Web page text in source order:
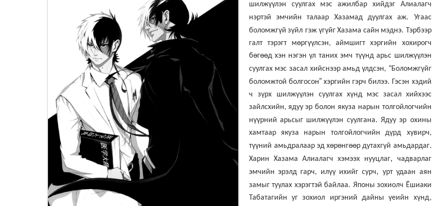
шилжүүлэн
суулгах мэс ажилбар хийдэг
Алиалагч
нэртэй
эмчийн талаар Хазамад дуулгах аж. Угаас
боломжгүй зүйл гэж үгүйг Хазама сайн мэднэ.
Тэрбээр
галт
тэрэгт мөргүүлсэн, аймшигт хэргийн
хохирогч
бөгөөд хэн нэгэн үл таних эмч түүнд арьс шилжүүлэн
суулгах мэс засал хийснээр амьд үлдсэн, “Боломжгүйг
боломжтой болгосон”хэргийн гэрч билээ.
Гэсэн хэдий
ч зүрх шилжүүлэн суулгах хүнд мэс засал хийхээс
зайлсхийн, ядуу эр болон якуза нарын толгойлогчийн
нүүрний арьсыг шилжүүлэн суулгана. Ядуу эр охины
хамтаар
якуза нарын толгойлогчийн
дүрд хувирч,
түүний амьдралаар эд хөрөнгөөр дутахгүй амьдардаг.
Харин Хазама Алиалагч хэмээх нууцлаг, чадварлаг
эмчийн эрэлд гарч, илүү ихийг сурч, урт удаан аян
замыг туулах хэрэгтэй байлаа. Японы зохиолч Ёшиаки
Табатагийн
уг зохиол иргэний дайны үеийн
хүнд,